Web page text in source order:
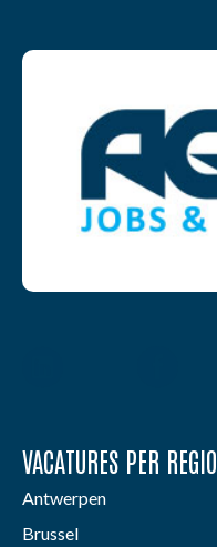
VACATURES PER REGIO
Antwerpen
Brussel